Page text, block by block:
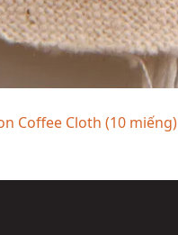
Coffee Cloth (10 miếng)